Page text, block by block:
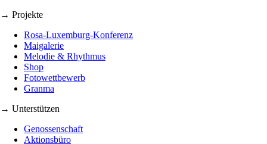
→ Projekte
Rosa-Luxemburg-Konferenz
Maigalerie
Melodie & Rhythmus
Shop
Fotowettbewerb
Granma
→ Unterstützen
Genossenschaft
Aktionsbüro